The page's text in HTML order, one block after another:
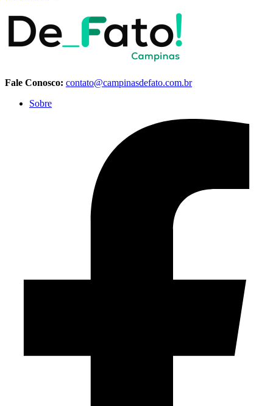
Fale Conosco: contato@campinasdefato.com.br
Sobre